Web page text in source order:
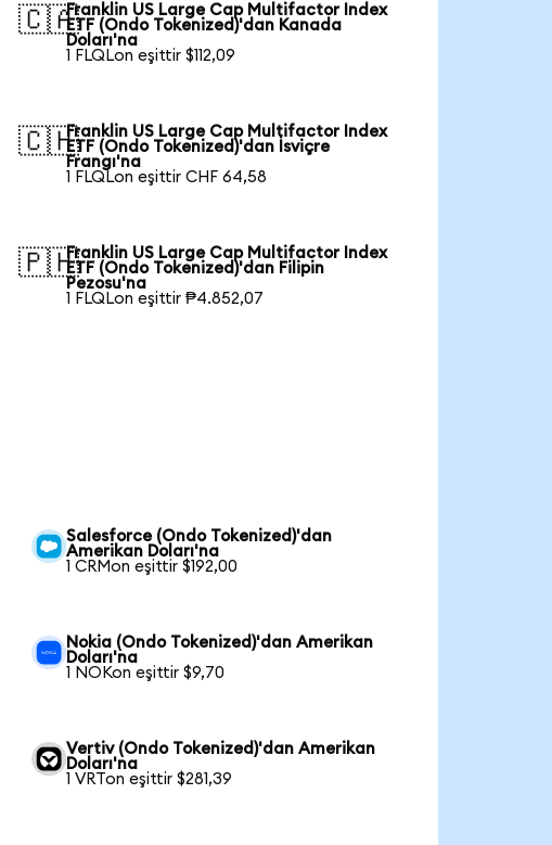
🇨🇦Franklin US Large Cap Multifactor Index
ETF (Ondo Tokenized)'dan Kanada
Doları'na
1 FLQLon eşittir $112,09
🇨🇭Franklin US Large Cap Multifactor Index
ETF (Ondo Tokenized)'dan İsviçre
Frangı'na
1 FLQLon eşittir CHF 64,58
🇵🇭Franklin US Large Cap Multifactor Index
ETF (Ondo Tokenized)'dan Filipin
Pezosu'na
1 FLQLon eşittir ₱4.852,07
Salesforce (Ondo Tokenized)'dan
Amerikan Doları'na
1 CRMon eşittir $192,00
Nokia (Ondo Tokenized)'dan Amerikan
Doları'na
1 NOKon eşittir $9,70
Vertiv (Ondo Tokenized)'dan Amerikan
Doları'na
1 VRTon eşittir $281,39